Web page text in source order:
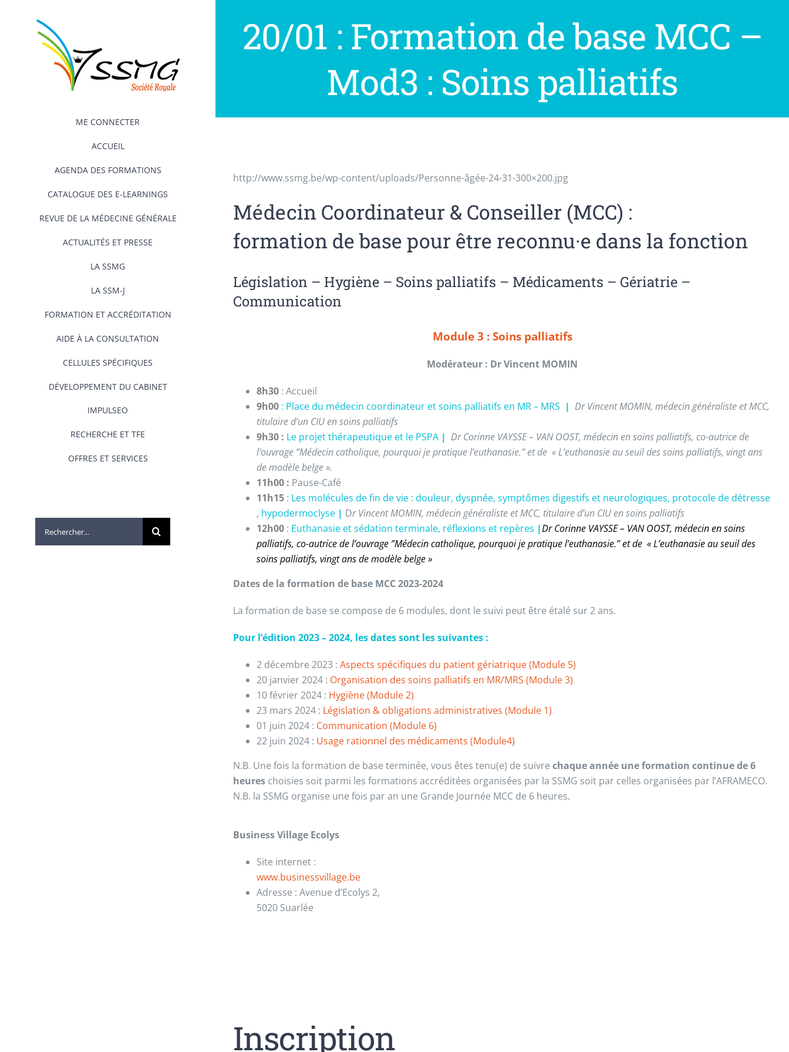
ME CONNECTER
ACCUEIL
AGENDA DES FORMATIONS
CATALOGUE DES E-LEARNINGS
REVUE DE LA MÉDECINE GÉNÉRALE
ACTUALITÉS ET PRESSE
LA SSMG
LA SSM-J
FORMATION ET ACCRÉDITATION
AIDE À LA CONSULTATION
CELLULES SPÉCIFIQUES
DÉVELOPPEMENT DU CABINET
IMPULSEO
RECHERCHE ET TFE
OFFRES ET SERVICES
20/01 : Formation de base MCC –
Mod3 : Soins palliatifs
http://www.ssmg.be/wp-content/uploads/Personne-âgée-24-31-300×200.jpg
Médecin Coordinateur & Conseiller (MCC) :
formation de base pour être reconnu·e dans la fonction
Législation – Hygiène – Soins palliatifs – Médicaments – Gériatrie –
Communication
Module 3 : Soins palliatifs
Modérateur : Dr Vincent MOMIN
8h30 : Accueil
9h00: Place du médecin coordinateur et soins palliatifs en MR – MRS | Dr Vincent MOMIN, médecin généraliste et MCC,
titulaire d’un CIU en soins palliatifs
9h30 : Le projet thérapeutique et le PSPA| Dr Corinne VAYSSE – VAN OOST, médecin en soins palliatifs, co-autrice de
l’ouvrage ”Médecin catholique, pourquoi je pratique l’euthanasie.” et de « L’euthanasie au seuil des soins palliatifs, vingt ans
de modèle belge ».
11h00 : Pause-Café
11h15 : Les molécules de fin de vie : douleur, dyspnée, symptômes digestifs et neurologiques, protocole de détresse
, hypodermoclyse| Dr Vincent MOMIN, médecin généraliste et MCC, titulaire d’un CIU en soins palliatifs
12h00: Euthanasie et sédation terminale, réflexions et repères |Dr Corinne VAYSSE – VAN OOST, médecin en soins
palliatifs, co-autrice de l’ouvrage ”Médecin catholique, pourquoi je pratique l’euthanasie.” et de « L’euthanasie au seuil des
soins palliatifs, vingt ans de modèle belge »
Dates de la formation de base MCC 2023-2024
La formation de base se compose de 6 modules, dont le suivi peut être étalé sur 2 ans.
Pour l’édition 2023 – 2024, les dates sont les suivantes :
2 décembre 2023 : Aspects spécifiques du patient gériatrique (Module 5)
20 janvier 2024 : Organisation des soins palliatifs en MR/MRS (Module 3)
10 février 2024 : Hygiène (Module 2)
23 mars 2024 : Législation & obligations administratives (Module 1)
01 juin 2024 : Communication (Module 6)
22 juin 2024 : Usage rationnel des médicaments (Module4)
N.B. Une fois la formation de base terminée, vous êtes tenu(e) de suivre chaque année une formation continue de 6
heureschoisies soit parmi les formations accréditées organisées par la SSMG soit par celles organisées par l’AFRAMECO.
N.B. la SSMG organise une fois par an une Grande Journée MCC de 6 heures.
Business Village Ecolys
Site internet :
www.businessvillage.be
Adresse : Avenue d’Ecolys 2,
5020 Suarlée
Inscription